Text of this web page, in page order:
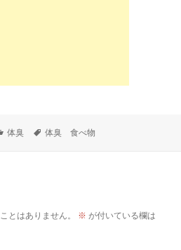
カ
体臭
タ
体臭 食べ物
とはありません。 ※ が付いている欄は